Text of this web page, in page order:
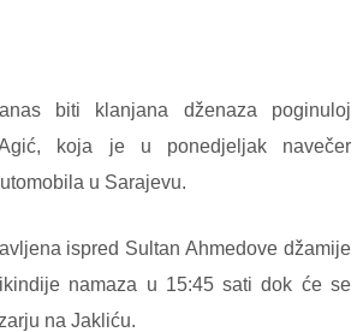
biti klanjana dženaza poginuloj
koja je u ponedjeljak navečer
u Sarajevu.
ispred Sultan Ahmedove džamije
namaza u 15:45 sati dok će se
na Jakliću.